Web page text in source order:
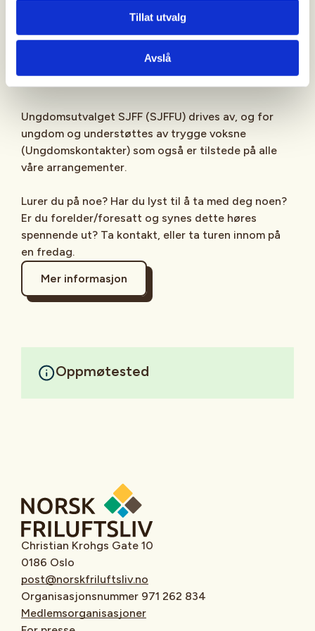
Tillat utvalg
Avslå
SJFFUpå Instagram
TikTokog vår egenpodcastpå din favoritt-
Ungdomsutvalget SJFF (SJFFU) drives av, og for
ungdom og understøttes av trygge voksne
(Ungdomskontakter) som også er tilstede på alle
våre arrangementer.
Lurer du på noe? Har du lyst til å ta med deg noen?
Er du forelder/foresatt og synes dette høres
spennende ut? Ta kontakt, eller ta turen innom på
en fredag.
Mer informasjon
Oppmøtested
Christian Krohgs Gate 10
0186 Oslo
post@norskfriluftsliv.no
Organisasjonsnummer 971 262 834
Medlemsorganisasjoner